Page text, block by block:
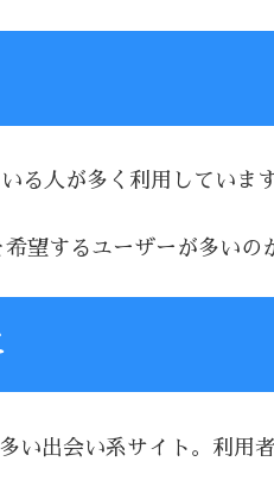
る人が多く利用しています
望するユーザーが多いの
い出会い系サイト。利用